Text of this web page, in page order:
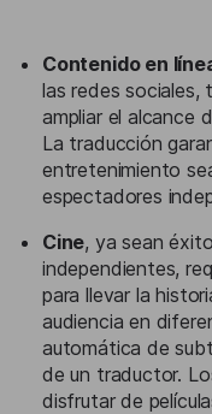
Contenido en
las redes sociales,
ampliar el alcance
La traducción
entretenimiento
espectadores
Cine, ya sean
independientes,
para llevar la
audiencia en
automática de
de un traductor.
disfrutar de